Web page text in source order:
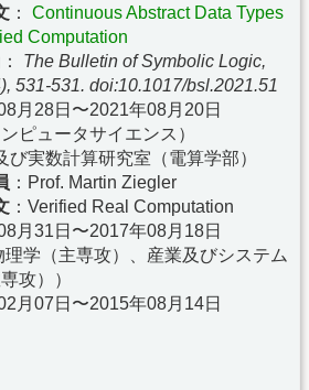
：
Continuous Abstract Data Types
Computation
The Bulletin of Symbolic Logic,
531-531. doi:10.1017/bsl.2021.51
月28日〜2021年08月20日
ンピュータサイエンス）
び実数計算研究室（電算学部）
：Prof. Martin Ziegler
：Verified Real Computation
月31日〜2017年08月18日
理学（主専攻）、産業及びシステム
攻））
月07日〜2015年08月14日